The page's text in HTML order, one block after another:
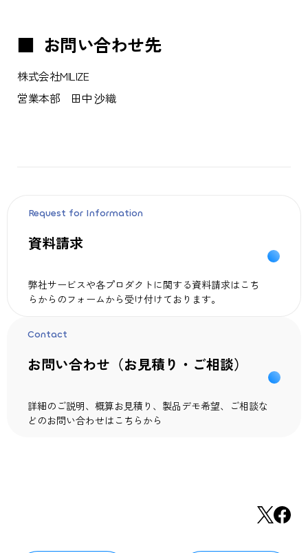
■ お問い合わせ先
株式会社MILIZE
営業本部 田中 沙織
Request for Information
資料請求
弊社サービスや各プロダクトに関する資料請求はこち
らからのフォームから受け付けております。
Contact
お問い合わせ（お見積り・ご相談）
詳細のご説明、概算お見積り、製品デモ希望、ご相談な
どのお問い合わせはこちらから